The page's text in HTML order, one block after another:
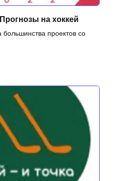
на хоккей
проектов со